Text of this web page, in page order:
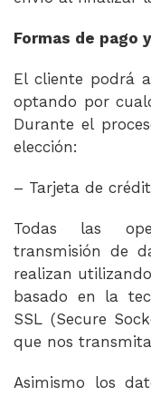
Formas de pago
El cliente podrá
optando por
Durante el
elección:
– Tarjeta de
Todas las
transmisión de
realizan
basado en la
SSL (Secure
que nos
Asimismo los